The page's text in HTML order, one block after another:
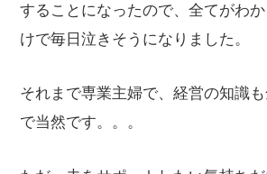
することになったので、全てがわ
けで毎日泣きそうになりました。
それまで専業主婦で、経営の知識
で当然です。。。